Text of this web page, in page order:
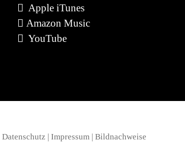
Apple iTunes
Amazon Music
YouTube
Datenschutz | Impressum | Bildnachweise